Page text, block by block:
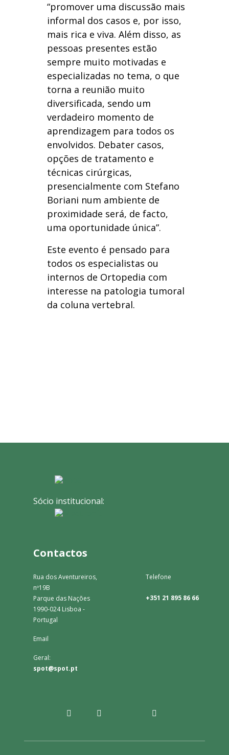
“promover uma discussão mais
informal dos casos e, por isso,
mais rica e viva. Além disso, as
pessoas presentes estão
sempre muito motivadas e
especializadas no tema, o que
torna a reunião muito
diversificada, sendo um
verdadeiro momento de
aprendizagem para todos os
envolvidos. Debater casos,
opções de tratamento e
técnicas cirúrgicas,
presencialmente com Stefano
Boriani num ambiente de
proximidade será, de facto,
uma oportunidade única”.
Este evento é pensado para
todos os especialistas ou
internos de Ortopedia com
interesse na patologia tumoral
da coluna vertebral.
Sócio institucional:
Contactos
Rua dos Aventureiros,
nº19B
Parque das Nações
1990-024 Lisboa -
Portugal
Telefone
+351 21 895 86 66
Email
Geral:
spot@spot.pt